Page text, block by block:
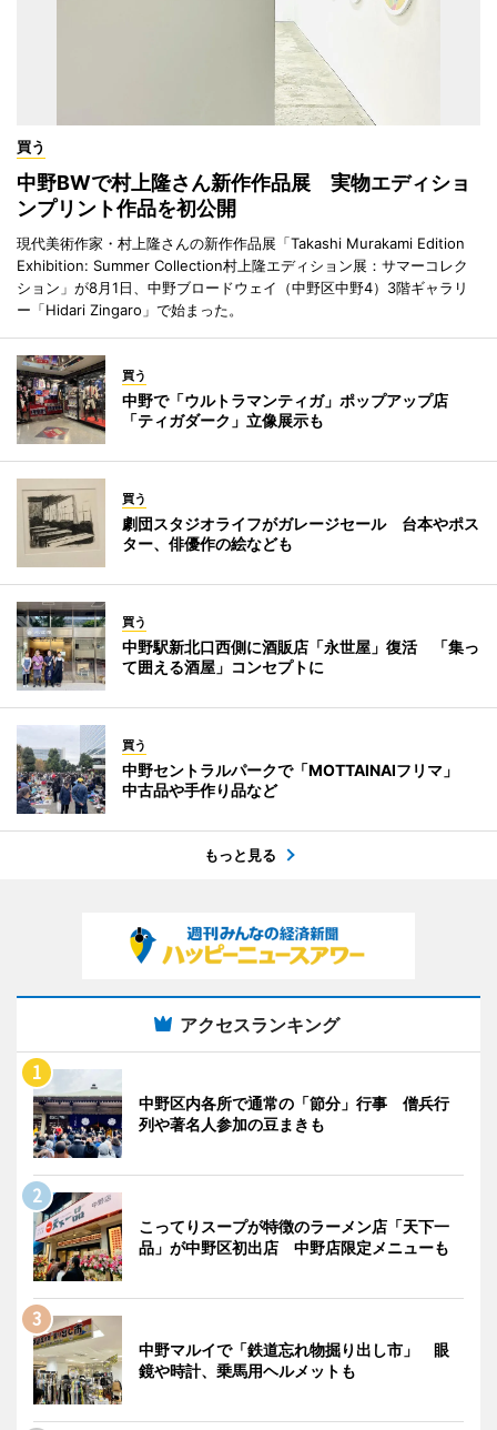
買う
中野BWで村上隆さん新作作品展 実物エディショ
ンプリント作品を初公開
現代美術作家・村上隆さんの新作作品展「Takashi Murakami Edition
Exhibition: Summer Collection村上隆エディション展：サマーコレク
ション」が8月1日、中野ブロードウェイ（中野区中野4）3階ギャラリ
ー「Hidari Zingaro」で始まった。
買う
中野で「ウルトラマンティガ」ポップアップ店
「ティガダーク」立像展示も
買う
劇団スタジオライフがガレージセール 台本やポス
ター、俳優作の絵なども
買う
中野駅新北口西側に酒販店「永世屋」復活 「集っ
て囲える酒屋」コンセプトに
買う
中野セントラルパークで「MOTTAINAIフリマ」
中古品や手作り品など
もっと見る
アクセスランキング
中野区内各所で通常の「節分」行事 僧兵行
列や著名人参加の豆まきも
こってりスープが特徴のラーメン店「天下一
品」が中野区初出店 中野店限定メニューも
中野マルイで「鉄道忘れ物掘り出し市」 眼
鏡や時計、乗馬用ヘルメットも